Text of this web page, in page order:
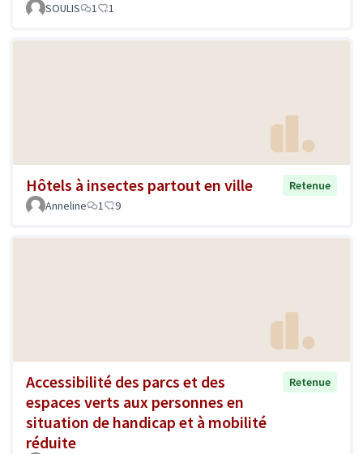
SOULIS 1 1
Hôtels à insectes partout en ville
Retenue
Anneline
1 9
Accessibilité des parcs et des
espaces verts aux personnes en
situation de handicap et à mobilité
réduite
Retenue